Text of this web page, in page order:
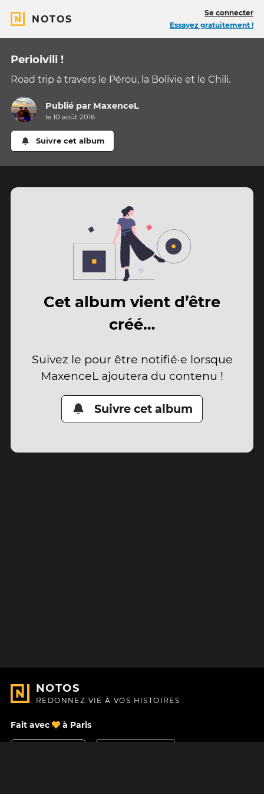
NOTOS
Se connecter
Essayez gratuitement !
Perioivili !
Road trip à travers le Pérou, la Bolivie et le Chili.
Publié par MaxenceL
le 10 août 2016
Suivre cet album
Cet album vient d’être
créé…
Suivez le pour être notifié·e lorsque
MaxenceL ajoutera du contenu !
Suivre cet album
NOTOS
REDONNEZ VIE À VOS HISTOIRES
Fait avec à Paris